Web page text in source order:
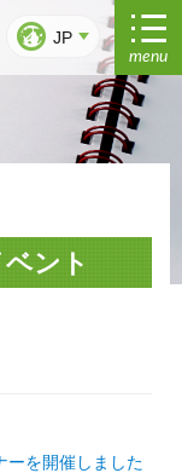
JP
menu
ベント
を開催しました